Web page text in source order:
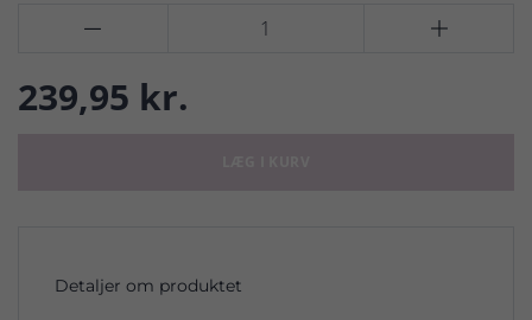
 
239,95 kr.
Detaljer om produktet